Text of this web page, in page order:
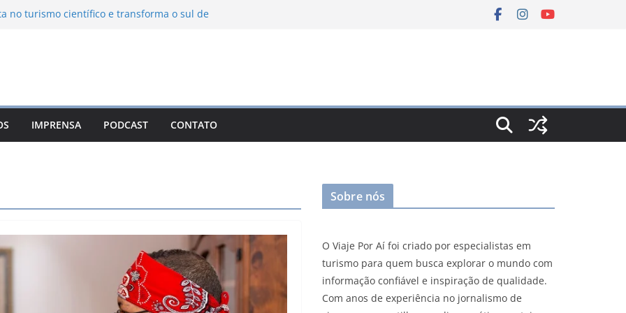
no turismo científico e transforma o sul de
em Campos do Jordão
Nuevo León: o Pueblo Mágico com ruas
e turismo à beira da represa
IMPRENSA PODCAST CONTATO
Sobre nós
O Viaje Por Aí foi criado por especialistas em
turismo para quem busca explorar o mundo com
informação confiável e inspiração de qualidade.
Com anos de experiência no jornalismo de